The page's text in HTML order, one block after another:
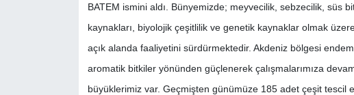
BATEM ismini aldı. Bünyemizde; meyvecilik, sebzecilik, süs
kaynakları, biyolojik çeşitlilik ve genetik kaynaklar olmak
açık alanda faaliyetini sürdürmektedir. Akdeniz bölgesi
aromatik bitkiler yönünden güçlenerek çalışmalarımıza
büyüklerimiz var. Geçmişten günümüze 185 adet çeşit tescil